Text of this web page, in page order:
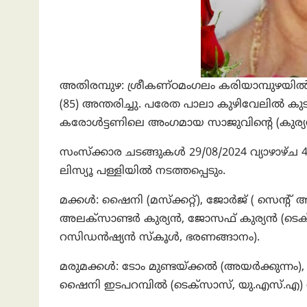
അതിരമ്പുഴ: ശ്രീകണ്ഠമംഗലം കരിയാമ്പുഴയില്‍
(85) അന്തരിച്ചു. പരേത പാലാ കുഴിവേലില്‍
കരോള്‍ട്ടണിലെ അംഗമായ സാജുവിന്റെ
സംസ്‌ക്കാര ചടങ്ങുകള്‍ 29/08/2024
ലിസ്യൂ പള്ളിയില്‍ നടത്തപ്പെടും.
മക്കള്‍: ഷൈനി (മസ്‌ക്കറ്റ്), ജോര്‍ജ് (
അലക്‌സാണ്ടര്‍ കുര്യന്‍, ജോസഫ് കുര്യന്‍
റസിഡന്‍ഷ്യന്‍ സ്‌കൂള്‍, ഭരണങ്ങാനം).
മരുമക്കള്‍: ടോം മുണ്ടയ്ക്കല്‍ (അയര്‍ക്കുന്നം),
ഷൈനി ഇടപറമ്പില്‍ (ടെക്‌സാസ്, യു.എസ്.എ)